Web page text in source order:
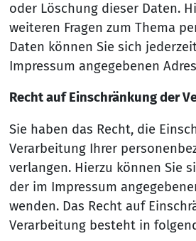
oder Löschung dieser Daten.
weiteren Fragen zum Thema
Daten können Sie sich
Impressum angegebenen
Recht auf Einschränkung der
Sie haben das Recht, die
Verarbeitung Ihrer
verlangen. Hierzu können Sie
der im Impressum
wenden. Das Recht auf
Verarbeitung besteht in